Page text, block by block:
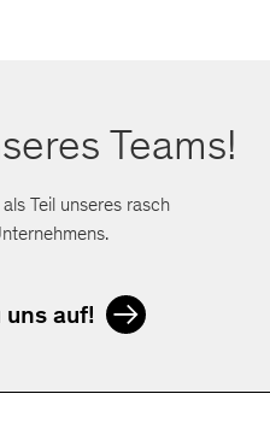
Teams!
Teil unseres rasch
auf!